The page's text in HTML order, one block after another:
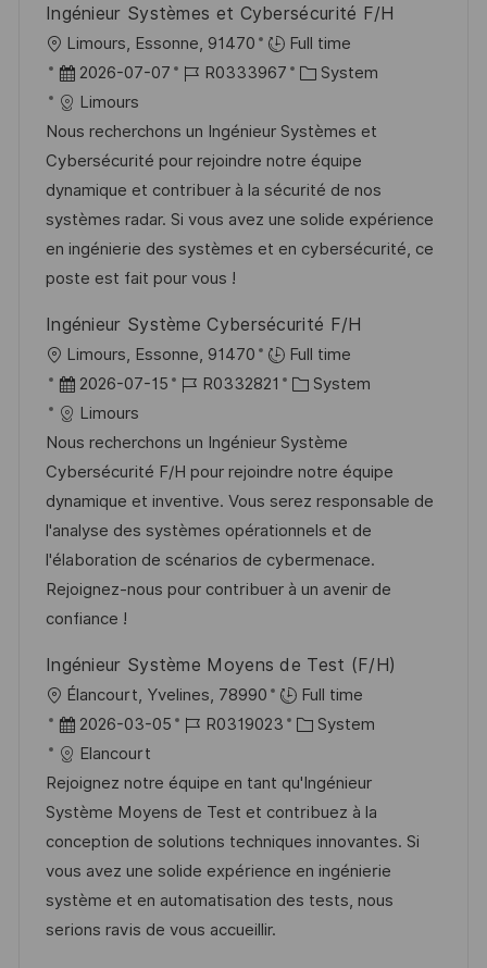
n
g
r
ö
f
e
n
t
l
i
c
h
u
n
Ingénieur Systèmes et Cybersécurité F/H
O
r
t
Limours, Essonne, 91470
Full time
D
a
t
u
m
d
e
r
e
r
ö
f
f
e
n
t
l
i
c
h
u
n
g
2026-07-07
J
b
-
I
D
R0333967
K
t
e
g
o
r
System
Limours
Nous recherchons un Ingénieur Systèmes et
Cybersécurité pour rejoindre notre équipe
dynamique et contribuer à la sécurité de nos
systèmes radar. Si vous avez une solide expérience
en ingénierie des systèmes et en cybersécurité, ce
poste est fait pour vous !
Ingénieur Système Cybersécurité F/H
O
r
t
Limours, Essonne, 91470
Full time
D
a
t
u
m
d
e
r
V
r
ö
f
f
e
n
t
l
i
c
2026-07-15
J
b
-
I
D
R0332821
K
t
e
g
o
r
i
System
Limours
Nous recherchons un Ingénieur Système
Cybersécurité F/H pour rejoindre notre équipe
dynamique et inventive. Vous serez responsable de
l'analyse des systèmes opérationnels et de
l'élaboration de scénarios de cybermenace.
Rejoignez-nous pour contribuer à un avenir de
confiance !
Ingénieur Système Moyens de Test (F/H)
O
r
t
Élancourt, Yvelines, 78990
Full time
D
a
t
u
m
d
e
r
2026-03-05
J
b
-
I
D
R0319023
K
t
e
g
o
r
System
Elancourt
Rejoignez notre équipe en tant qu'Ingénieur
Système Moyens de Test et contribuez à la
conception de solutions techniques innovantes. Si
vous avez une solide expérience en ingénierie
système et en automatisation des tests, nous
serions ravis de vous accueillir.